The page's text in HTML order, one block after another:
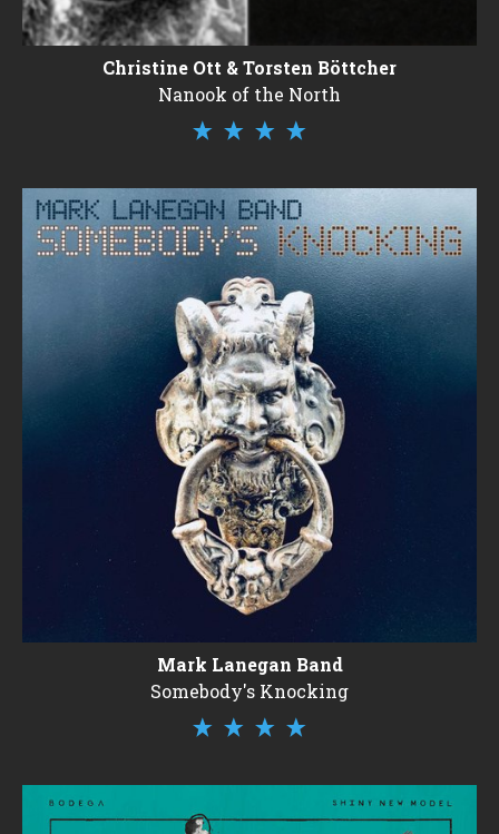
Christine Ott & Torsten Böttcher
Nanook of the North
Mark Lanegan Band
Somebody's Knocking